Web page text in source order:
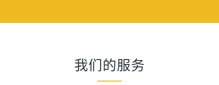
我们的服务